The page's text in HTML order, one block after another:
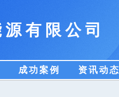
有限公司
成功案例 资讯动态